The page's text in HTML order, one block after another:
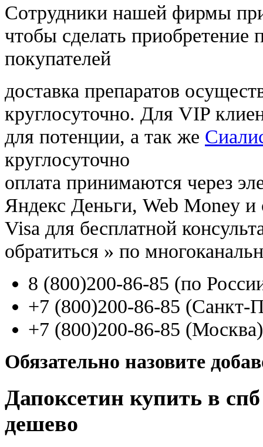
Cотрудники нашей фирмы
чтобы сделать приобретение
покупателей
доставка препаратов
круглосуточно. Для VIP
для потенции, а так же
круглосуточно
оплата принимаются через
Яндекс Деньги, Web Money и
Visa для бесплатной
обратиться » по
8 (800)200-86-85 (по
+7 (800)200-86-85 (Санкт-
+7 (800)200-86-85 (Москва)
Обязательно назовите
Дапоксетин купить в
дешево